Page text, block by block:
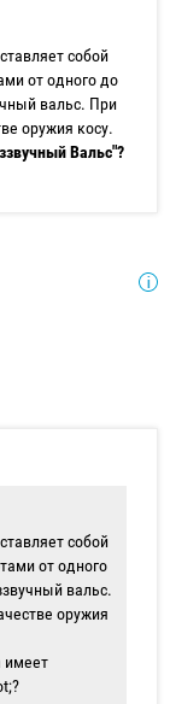
собой
от одного до
вальс. При
оружия косу.
Вальс"?
собой
от одного
вальс.
оружия
имеет